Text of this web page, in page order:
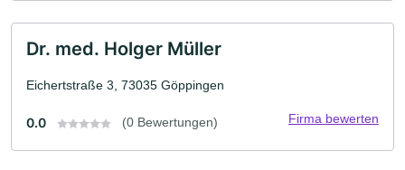
Dr. med. Holger Müller
Eichertstraße 3, 73035 Göppingen
0.0 (0 Bewertungen) Firma bewerten